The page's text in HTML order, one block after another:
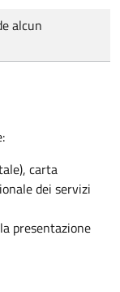
alcun
carta
dei servizi
presentazione